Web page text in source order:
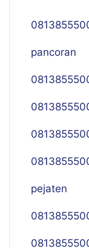
pancoran
pejaten